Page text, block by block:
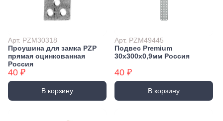
Арт. PZM30318
Проушина для замка PZP
прямая оцинкованная
Россия
40 ₽
В корзину
Арт. PZM49445
Подвес Premium
30х300х0,9мм Россия
40 ₽
В корзину